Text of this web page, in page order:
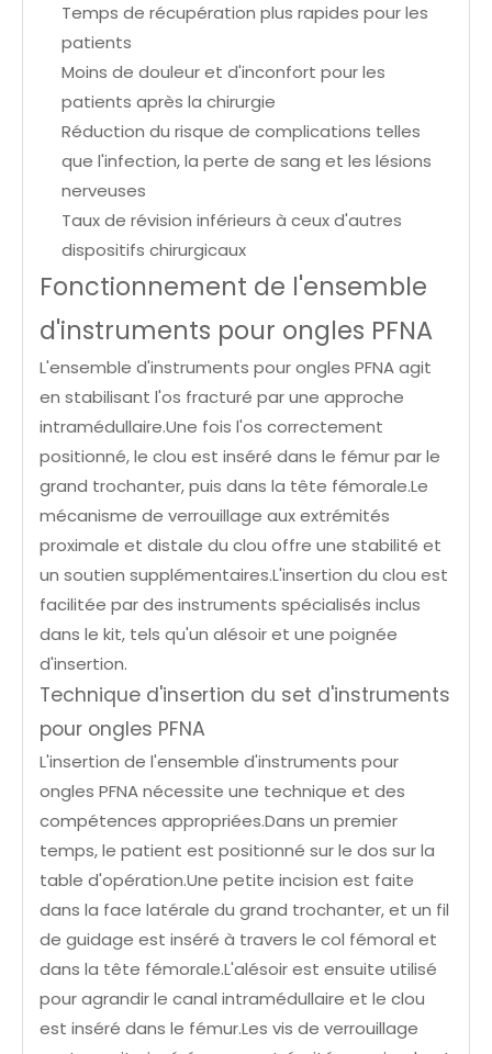
Temps de récupération plus rapides pour les
patients
Moins de douleur et d'inconfort pour les
patients après la chirurgie
Réduction du risque de complications telles
que l'infection, la perte de sang et les lésions
nerveuses
Taux de révision inférieurs à ceux d'autres
dispositifs chirurgicaux
Fonctionnement de l'ensemble
d'instruments pour ongles PFNA
L'ensemble d'instruments pour ongles PFNA agit
en stabilisant l'os fracturé par une approche
intramédullaire.Une fois l'os correctement
positionné, le clou est inséré dans le fémur par le
grand trochanter, puis dans la tête fémorale.Le
mécanisme de verrouillage aux extrémités
proximale et distale du clou offre une stabilité et
un soutien supplémentaires.L'insertion du clou est
facilitée par des instruments spécialisés inclus
dans le kit, tels qu'un alésoir et une poignée
d'insertion.
Technique d'insertion du set d'instruments
pour ongles PFNA
L'insertion de l'ensemble d'instruments pour
ongles PFNA nécessite une technique et des
compétences appropriées.Dans un premier
temps, le patient est positionné sur le dos sur la
table d'opération.Une petite incision est faite
dans la face latérale du grand trochanter, et un fil
de guidage est inséré à travers le col fémoral et
dans la tête fémorale.L'alésoir est ensuite utilisé
pour agrandir le canal intramédullaire et le clou
est inséré dans le fémur.Les vis de verrouillage